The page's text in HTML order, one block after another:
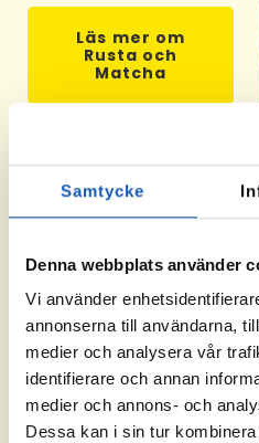
Samtycke
Denna webbplats använder
Vi använder
annonserna till användarna,
medier och analysera vår
identifierare och annan
medier och annons- och
Dessa kan i sin tur
Läs mer om
Rusta och
Matcha
Välj oss
Såhär funkar
01
Ta kontakt
02
Om